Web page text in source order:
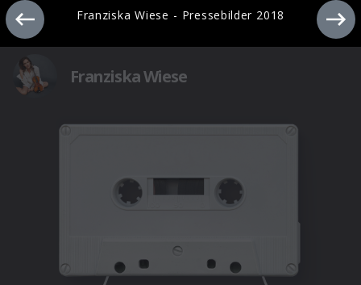
Franziska Wiese - Pressebilder 2018